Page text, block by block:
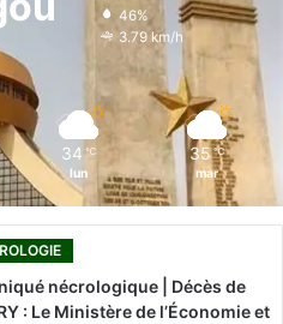
r
46%
3.79 km/h
34 ℃
lun
35 ℃
mar
nécrologique | Décès de
: Le Ministère de l’Économie et